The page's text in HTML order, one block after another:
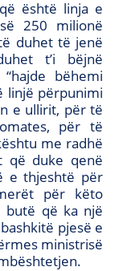
është linja e
250 milionë
duhet të jenë
t’i bëjnë
bëhemi
linjë përpunimi
e ullirit, për të
për të
me radhë
që duke qenë
e thjeshtë për
për këto
që ka një
pjesë e
ministrisë